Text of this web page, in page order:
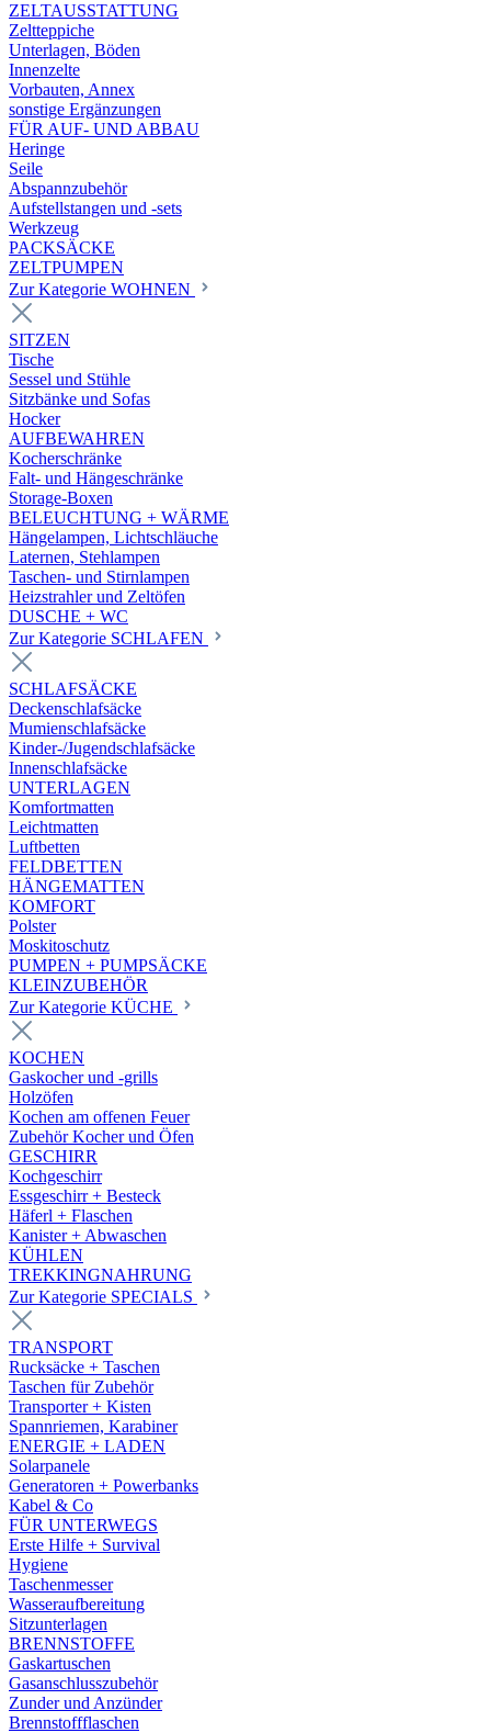
ZELTAUSSTATTUNG
Zeltteppiche
Unterlagen, Böden
Innenzelte
Vorbauten, Annex
sonstige Ergänzungen
FÜR AUF- UND ABBAU
Heringe
Seile
Abspannzubehör
Aufstellstangen und -sets
Werkzeug
PACKSÄCKE
ZELTPUMPEN
Zur Kategorie WOHNEN
SITZEN
Tische
Sessel und Stühle
Sitzbänke und Sofas
Hocker
AUFBEWAHREN
Kocherschränke
Falt- und Hängeschränke
Storage-Boxen
BELEUCHTUNG + WÄRME
Hängelampen, Lichtschläuche
Laternen, Stehlampen
Taschen- und Stirnlampen
Heizstrahler und Zeltöfen
DUSCHE + WC
Zur Kategorie SCHLAFEN
SCHLAFSÄCKE
Deckenschlafsäcke
Mumienschlafsäcke
Kinder-/Jugendschlafsäcke
Innenschlafsäcke
UNTERLAGEN
Komfortmatten
Leichtmatten
Luftbetten
FELDBETTEN
HÄNGEMATTEN
KOMFORT
Polster
Moskitoschutz
PUMPEN + PUMPSÄCKE
KLEINZUBEHÖR
Zur Kategorie KÜCHE
KOCHEN
Gaskocher und -grills
Holzöfen
Kochen am offenen Feuer
Zubehör Kocher und Öfen
GESCHIRR
Kochgeschirr
Essgeschirr + Besteck
Häferl + Flaschen
Kanister + Abwaschen
KÜHLEN
TREKKINGNAHRUNG
Zur Kategorie SPECIALS
TRANSPORT
Rucksäcke + Taschen
Taschen für Zubehör
Transporter + Kisten
Spannriemen, Karabiner
ENERGIE + LADEN
Solarpanele
Generatoren + Powerbanks
Kabel & Co
FÜR UNTERWEGS
Erste Hilfe + Survival
Hygiene
Taschenmesser
Wasseraufbereitung
Sitzunterlagen
BRENNSTOFFE
Gaskartuschen
Gasanschlusszubehör
Zunder und Anzünder
Brennstoffflaschen